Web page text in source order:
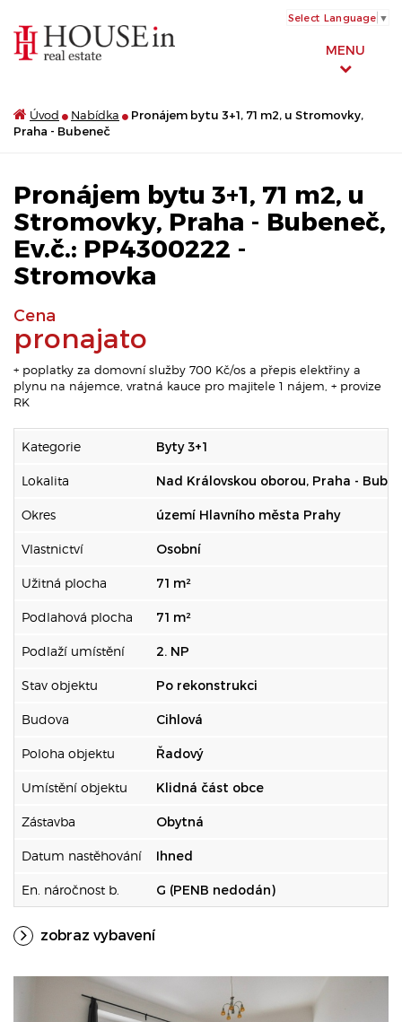
MENU
Select Language ▼
Úvod Nabídka
Pronájem bytu 3+1, 71 m2, u Stromovky,
Praha - Bubeneč
Pronájem bytu 3+1, 71 m2, u
Stromovky, Praha - Bubeneč,
Ev.č.: PP4300222 -
Stromovka
Cena
pronajato
+ poplatky za domovní služby 700 Kč/os a přepis elektřiny a
plynu na nájemce, vratná kauce pro majitele 1 nájem, + provize
RK
Kategorie Byty 3+1
Lokalita Nad Královskou oborou, Praha -
Okres území Hlavního města Prahy
Vlastnictví Osobní
Užitná plocha 71 m²
Podlahová plocha 71 m²
Podlaží umístění 2. NP
Stav objektu Po rekonstrukci
Budova Cihlová
Poloha objektu Řadový
Umístění objektu Klidná část obce
Zástavba Obytná
Datum nastěhování Ihned
En. náročnost b. G (PENB nedodán)
zobraz vybavení